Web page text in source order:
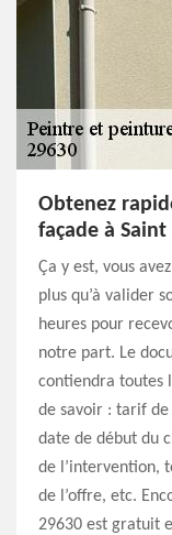
Obtenez
façade à
Ça y est, vous
plus qu’à valider
heures pour
notre part. Le
contiendra toutes
de savoir : tarif
date de début du
de l’intervention,
de l’offre, etc.
29630 est gratuit